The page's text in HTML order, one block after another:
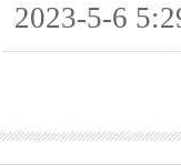
2023-5-6